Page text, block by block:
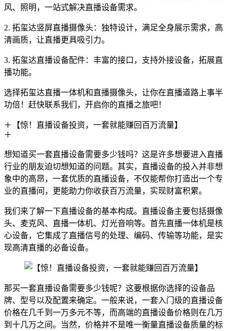
风、照明，一站式解决直播设备需求。
2. 拓玺达竖屏直播摄像头：独特设计，满足全身展示需求，高
清画质，让直播更具吸引力。
3. 拓玺达直播设备配件：丰富的接口，支持外接设备，拓展直
播功能。
选择拓玺达直播一体机和直播摄像头，让你在直播道路上事半
功倍！赶快联系我们，开启你的直播之旅吧！
【惊！直播设备投资，一套就能赚回百万流量】
想知道买一套直播设备需要多少钱吗？这是许多想要进入直播
行业的朋友迫切想知道的问题。其实，直播设备的投入并非想
象中的高昂，一套优质的直播设备，不仅能帮你打造出一个专
业的直播间，更能助力你收获百万流量，实现财富积累。
我们来了解一下直播设备的基本构成。直播设备主要包括摄像
头、麦克风、直播一体机、灯光音响等。首先直播一体机是核
心设备，它集成了直播信号的处理、编码、传输等功能，是实
现高清直播的必备设备。
那买一套直播设备需要多少钱呢？这要根据你选择的设备品
牌、型号以及配置来确定。一般来说，一套入门级的直播设备
价格在几千到一万多元不等，而高端的直播设备价格则在几万
到十几万之间。当然，价格并不是唯一衡量直播设备质量的标